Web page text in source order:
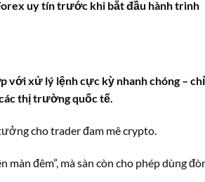
uy tín trước khi bắt đầu hành trình
với xử lý lệnh cực kỳ nhanh chóng – chỉ
thị trường quốc tế.
cho trader đam mê crypto.
đêm”, mà sàn còn cho phép dùng